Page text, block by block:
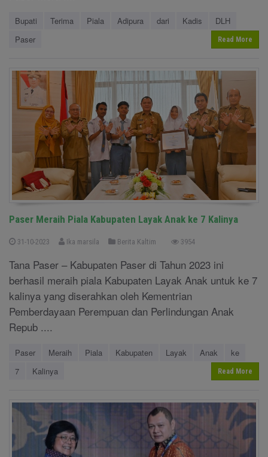
Bupati Terima Piala Adipura dari Kadis
DLH
Paser
Read More
Paser Meraih Piala Kabupaten Layak Anak ke 7 Kalinya
31-10-2023 Ika marsila Berita Kaltim 3954
Tana Paser – Kabupaten Paser di Tahun 2023 ini
berhasil meraih piala Kabupaten Layak Anak untuk ke 7
kalinya yang diserahkan oleh Kementrian
Pemberdayaan Perempuan dan Perlindungan Anak
Repub ....
Paser Meraih Piala Kabupaten Layak Anak
ke
7
Kalinya Read More